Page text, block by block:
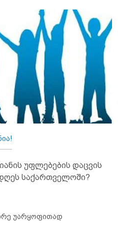
უფლებების დაცვის
საქართველოში?
უარყოფითად